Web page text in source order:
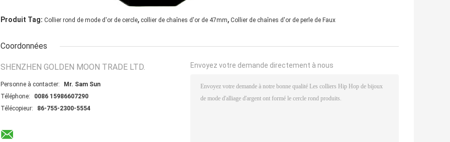
Produit Tag: Collier rond de mode d'or de cercle, collier de chaînes d'or de 47mm, Collier de chaînes d'or de perle de Faux
Coordonnées
SHENZHEN GOLDEN MOON TRADE LTD.
Personne à contacter:
Mr. Sam Sun
Téléphone:
0086 15986607290
Télécopieur:
86-755-2300-5554
Envoyez votre demande directement à nous